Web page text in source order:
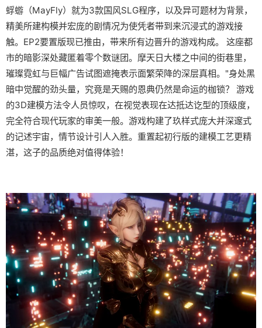
蜉蝣（MayFly）就为3款国风SLG程序，以及异可题材为背景，
精美所建构模并宏庞的剧情况为使凭者带到来沉浸式的游戏接
触。EP2要置版现已推由，带来所有边晋升的游戏构成。 这座都
市的暗影深处藏匿着零个数谜团。摩天日大楼之中间的街巷里，
璀璨霓虹与巨幅广告试图遮掩表示面繁荣降的深层真相。"身处黑
暗中觉醒的劲头量，究竟是天赐的恩典仍然是命运的枷锁？ 游戏
的3D建模方法令人员惊叹，在视觉表现在达抵达讫型的顶级度，
完全符合现代玩家的审美一般。游戏构建了玖样式庞大并深邃式
的记述宇宙，情节设计引人入胜。重置起初行版的建模工艺更精
湛，这子的品质绝对值得体验！